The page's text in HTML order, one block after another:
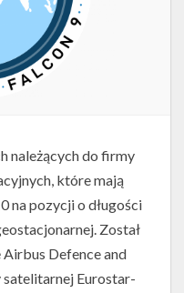
należących do firmy
które mają
na pozycji o długości
Został
Defence and
Eurostar-